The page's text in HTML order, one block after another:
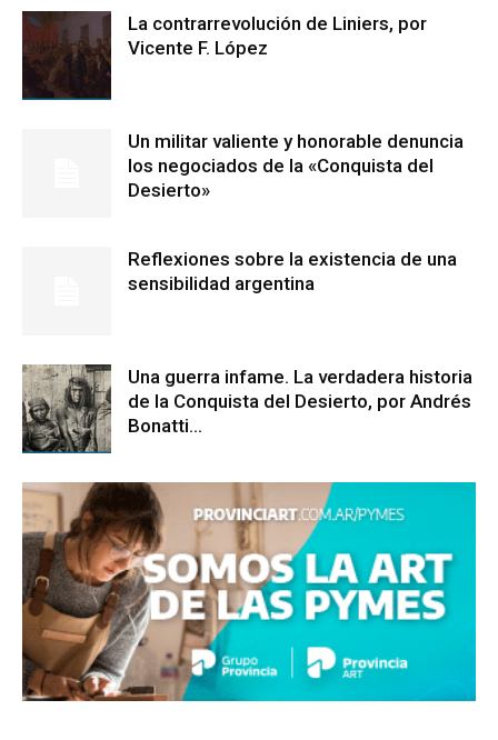
La contrarrevolución de Liniers, por
Vicente F. López
Un militar valiente y honorable denuncia
los negociados de la «Conquista del
Desierto»
Reflexiones sobre la existencia de una
sensibilidad argentina
Una guerra infame. La verdadera historia
de la Conquista del Desierto, por Andrés
Bonatti...